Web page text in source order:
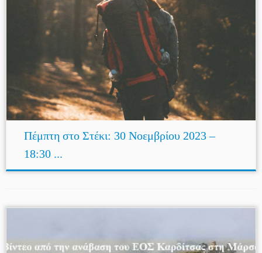
Πέμπτη στο Στέκι: 30 Νοεμβρίου 2023 –
18:30 ...